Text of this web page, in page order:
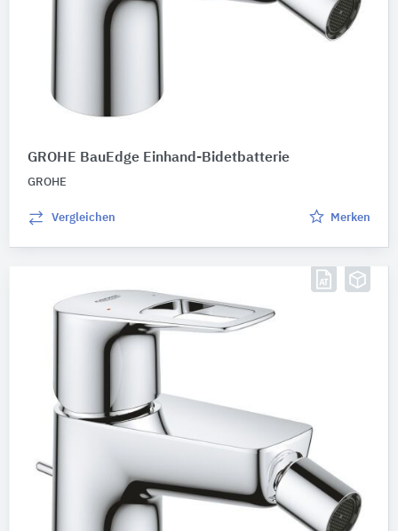
GROHE BauEdge Einhand-Bidetbatterie
GROHE
Vergleichen Merken